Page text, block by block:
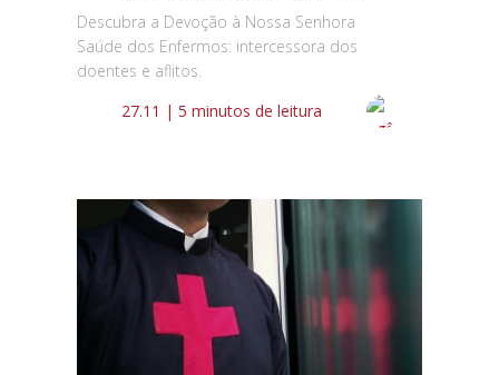
Descubra a Devoção à Nossa Senhora
Saúde dos Enfermos: intercessora dos
doentes e aflitos.
27.11 | 5 minutos de leitura